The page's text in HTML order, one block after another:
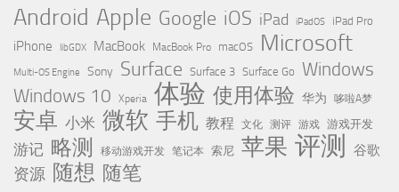
Android Apple Google iOS iPad iPadOS iPad Pro
iPhone libGDX MacBook MacBook Pro macOS Microsoft
Multi-OS Engine Sony Surface Surface 3 Surface Go Windows
Windows 10 Xperia 体验 使用体验 华为 哆啦A梦
安卓 小米 微软 手机 教程 文化 测评 游戏 游戏开发
游记 略测 移动游戏开发 笔记本 索尼 苹果 评测 谷歌
资源 随想 随笔